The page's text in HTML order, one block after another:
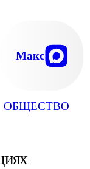
ОБЩЕСТВО
Макс